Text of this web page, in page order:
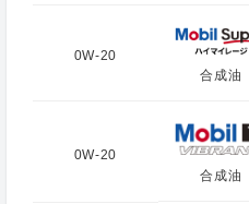
0W-20
合成油
0W-20
合成油